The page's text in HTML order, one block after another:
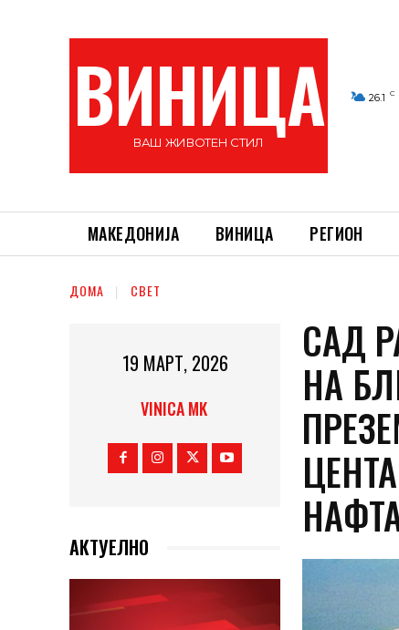
ВИНИЦА
ВАШ ЖИВОТЕН СТИЛ
26.1 C
МАКЕДОНИЈА ВИНИЦА РЕГИОН
ДОМА СВЕТ
19 МАРТ, 2026
VINICA MK
АКТУЕЛНО
САД
НА